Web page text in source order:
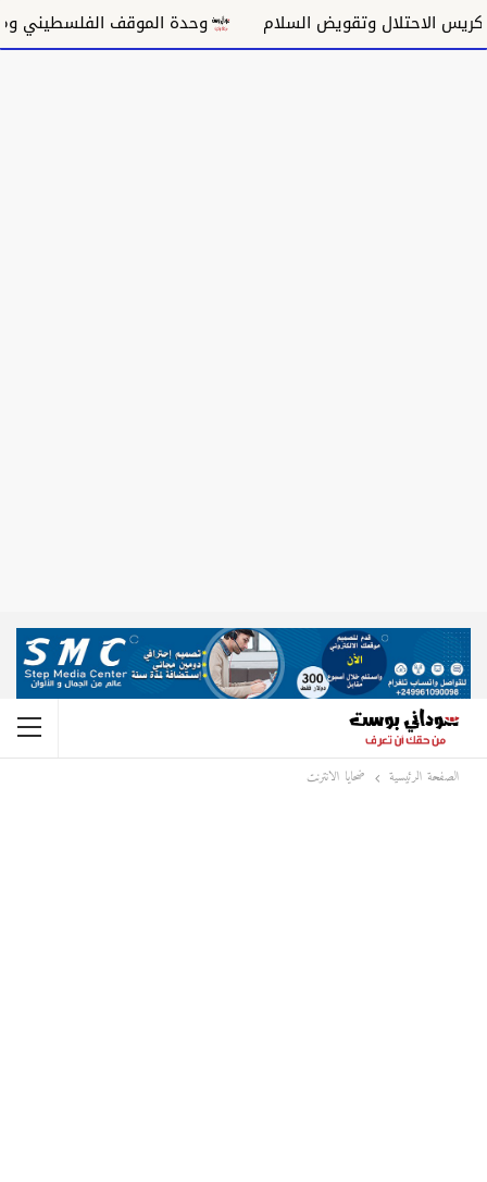
الاحتلال وتقويض السلام وحدة الموقف الفلسطيني
الصفحة الرئيسية ضحايا الانترنت